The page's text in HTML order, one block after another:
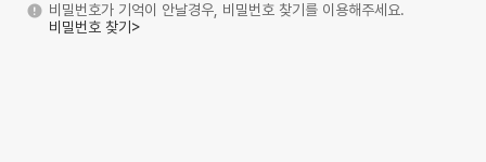
비밀번호가 기억이 안날경우, 비밀번호 찾기를 이용해주세요.
비밀번호 찾기>